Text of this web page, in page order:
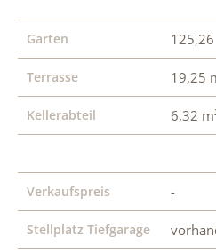
Garten 125,26
Terrasse 19,25
Kellerabteil 6,32
Verkaufspreis -
Stellplatz Tiefgarage